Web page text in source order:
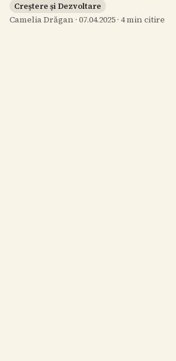
Creștere și Dezvoltare
Camelia Drăgan · 07.04.2025 · 4min citire